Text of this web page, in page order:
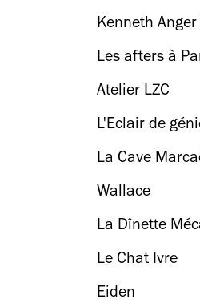
Kenneth
Les afters à
Atelier LZC
L'Eclair de
La Cave
Wallace
La Dînette
Le Chat Ivre
Eiden